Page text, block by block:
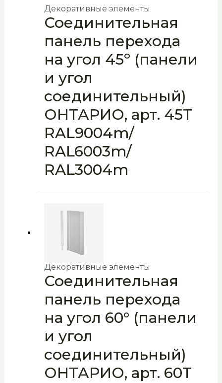
Декоративные элементы
Соединительная
панель перехода
на угол 45º (панели
и угол
соединительный)
ОНТАРИО, арт. 45T
RAL9004m/
RAL6003m/
RAL3004m
Декоративные элементы
Соединительная
панель перехода
на угол 60° (панели
и угол
соединительный)
ОНТАРИО, арт. 60T